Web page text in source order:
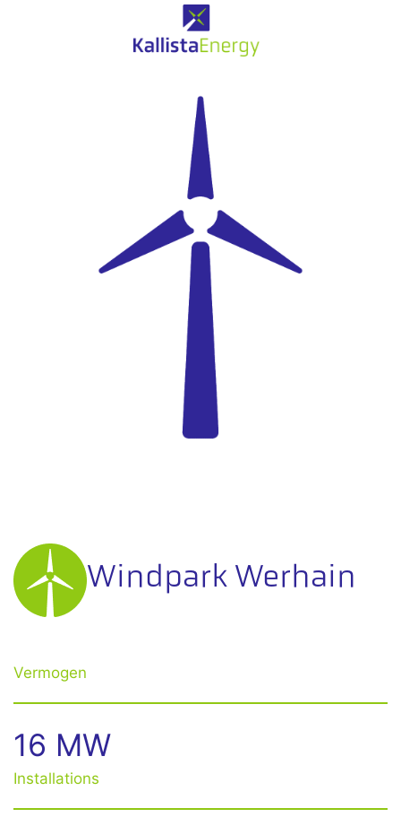
Windpark Werhain
Vermogen
16 MW
Installations